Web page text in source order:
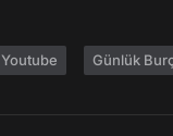
Youtube Günlük